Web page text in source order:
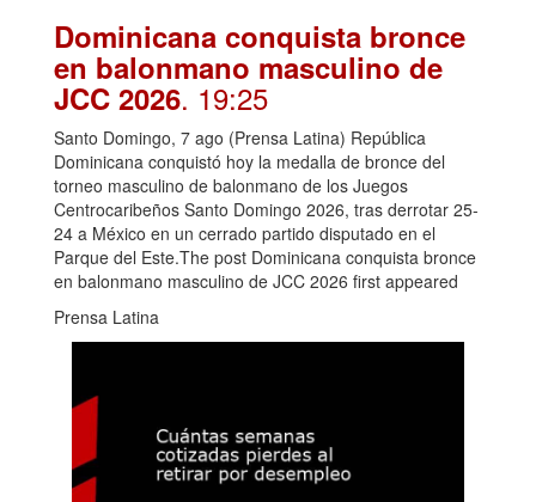
Dominicana conquista bronce
en balonmano masculino de
JCC 2026. 19:25
Santo Domingo, 7 ago (Prensa Latina) República
Dominicana conquistó hoy la medalla de bronce del
torneo masculino de balonmano de los Juegos
Centrocaribeños Santo Domingo 2026, tras derrotar 25-
24 a México en un cerrado partido disputado en el
Parque del Este.The post Dominicana conquista bronce
en balonmano masculino de JCC 2026 first appeared
Prensa Latina